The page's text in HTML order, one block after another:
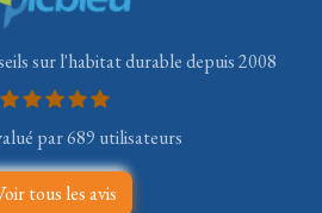
sur l'habitat durable depuis 2008
par 689 utilisateurs
tous les avis